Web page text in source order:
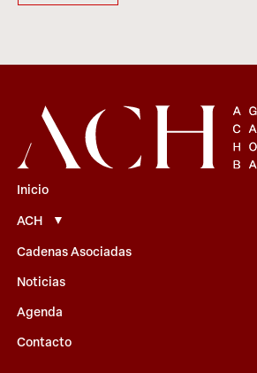
Inicio
ACH
Cadenas Asociadas
Noticias
Agenda
Contacto